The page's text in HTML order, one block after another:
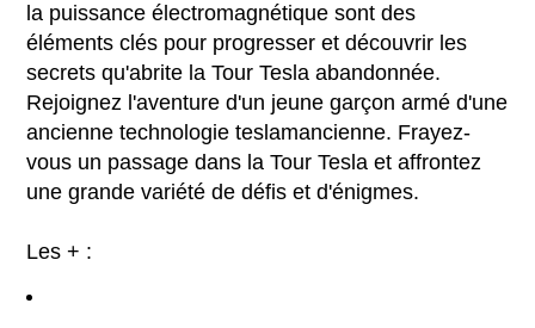
la puissance électromagnétique sont des
éléments clés pour progresser et découvrir les
secrets qu'abrite la Tour Tesla abandonnée.
Rejoignez l'aventure d'un jeune garçon armé d'une
ancienne technologie teslamancienne. Frayez-
vous un passage dans la Tour Tesla et affrontez
une grande variété de défis et d'énigmes.
Les + :